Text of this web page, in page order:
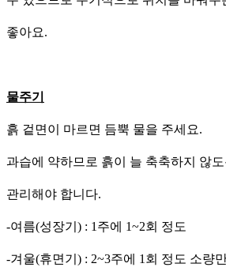
좋아요.
물주기
흙 겉면이 마르면 듬뿍 물을 주세요.
과습에 약하므로 흙이 늘 축축하지 않도
관리해야 합니다.
-여름(성장기) : 1주에 1~2회 정도
-겨울(휴면기) : 2~3주에 1회 정도 소량